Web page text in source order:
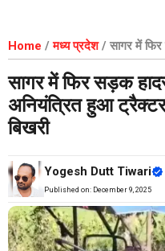
Home /मध्य प्रदेश/ सागर में
ट्रैक्टर, ट्रॉली पलटी; सीमेंट-रेत
सागर में फिर सड़क
अनियंत्रित हुआ
बिखरी
Yogesh Dutt Tiwari
Published on: December 9, 2025